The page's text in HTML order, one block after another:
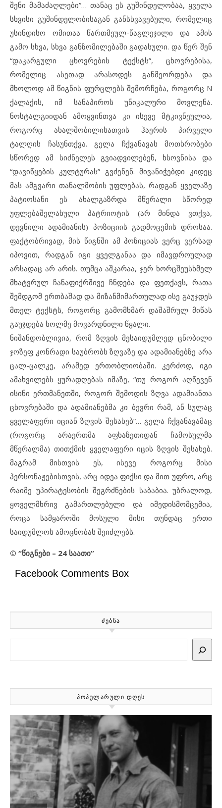
შენი მამაძაღლები”… თანაც ეს გუშინდელობაა, ყველა
სხვისი გუშინდელობისაგან განსხვავებული, რომელიც
უსინდისო ომითაა წართმეულ-წაგლეჯილი და ამის
გამო სხვა, სხვა განზომილებაში გადასული. და წერ შენ
“დაკარგული ცხოვრების ტექსტს”, ცხოვრებისა,
რომელიც ასეთად არასოდეს განმეორდება და
მხოლოდ ამ წიგნის ფურცლებს შემორჩება, როგორც N
ქალაქის, იმ სანაპიროს უნიკალური მოვლენა.
ნოსტალგიიდან ამოყვინთვა კი ისევე მტკივნეულია,
როგორც ახალშობილისათვის ჰაერის პირველი
ტალღის ჩასუნთქვა. გელა ჩქვანავას მოთხრობები
სწორედ ამ სიძნელეს გვიადვილებენ, ხსოვნისა და
“დავიწყების კულტურას” გვძენენ. მივანიჭებდი კიდეც
მას ამგვარი თანალმობის უფლებას, რადგან ყველაზე
პატიოსანი ეს ახალგაზრდა მწერალი სწორედ
უფლებაშელახული პატრიოტის (არ მინდა ვთქვა,
დევნილი ადამიანის) პოზიციის გადმოცემის დროსაა.
ფაქტობრივად, მის წიგნში ამ პოზიციას ვერც ვერსად
იპოვით, რადგან იგი ყველგანაა და იმავდროულად
არსადაც არ არის. თუმცა აშკარაა, ჯერ ხორცშეუსხმელ
მხატვრულ ჩანაფიქრშივე ჩნდება და ფეთქავს, რათა
შემდგომ ერთბაშად და მიზანმიმართულად ისე გაუჯდეს
მთელ ტექსტს, როგორც გამომხმარ დაშაშრულ მიწას
გაუჯდება ხოლმე მოვარდნილი წყალი.
ნიშანდობლივია, რომ ზღვის მესაიდუმლედ ცნობილი
ჯოზეფ კონრადი საუბრობს ზღვაზე და ადამიანებზე არა
ცალ-ცალკე, არამედ ერთობლიობაში. კერძოდ, იგი
ამახვილებს ყურადღებას იმაზე, “თუ როგორ აღწევენ
ისინი ერთმანეთში, როგორ შემოდის ზღვა ადამიანთა
ცხოვრებაში და ადამიანებმა კი ბევრი რამ, ან სულაც
ყველაფერი იციან ზღვის შესახებ”… გელა ჩქვანავამაც
(როგორც არაერთმა აფხაზეთიდან ჩამოსულმა
მწერალმა) თითქმის ყველაფერი იცის ზღვის შესახებ.
მაგრამ მისთვის ეს, ისევე როგორც მისი
პერსონაჟებისთვის, არც იდეა ფიქსი და მით უფრო, არც
რაიმე უპირატესობის შეგრძნების საბაბია. უბრალოდ,
ყოველმხრივ გამართლებული და იმედისმომცემია,
როცა სამყაროში მოსული მისი თუნდაც ერთი
საიდუმლოს ამოცნობას შეიძლებს.
© “წიგნები – 24 საათი”
Facebook Comments Box
ᲫᲔᲑᲜᲐ
ᲞᲝᲞᲣᲚᲐᲠᲣᲚᲘ ᲓᲦᲔᲡ